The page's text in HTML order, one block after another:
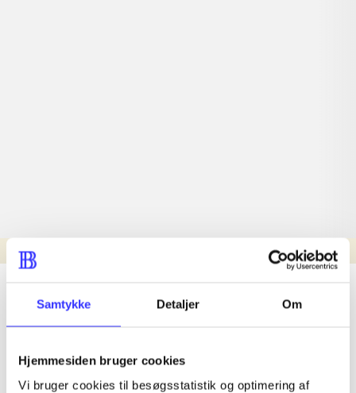
Samtykke Detaljer Om
Hjemmesiden bruger cookies
Vi bruger cookies til besøgsstatistik og optimering af
Nyhed
lorem ipsum dolor sit amet ...
lorem ipsum dolor sit amet ...